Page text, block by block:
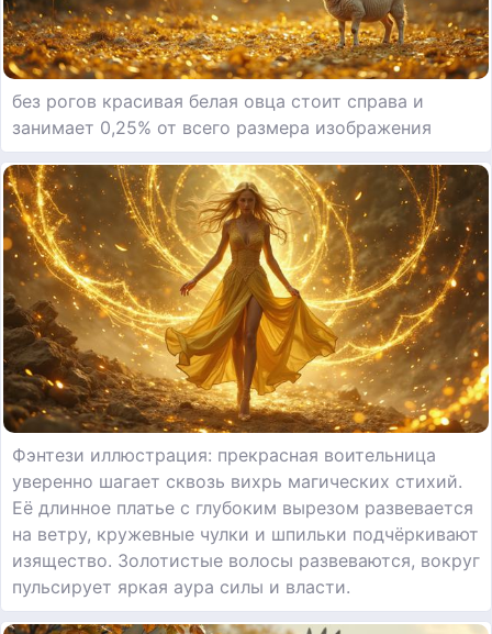
без рогов красивая белая овца стоит справа и
занимает 0,25% от всего размера изображения
Фэнтези иллюстрация: прекрасная воительница
уверенно шагает сквозь вихрь магических стихий.
Её длинное платье с глубоким вырезом развевается
на ветру, кружевные чулки и шпильки подчёркивают
изящество. Золотистые волосы развеваются, вокруг
пульсирует яркая аура силы и власти.